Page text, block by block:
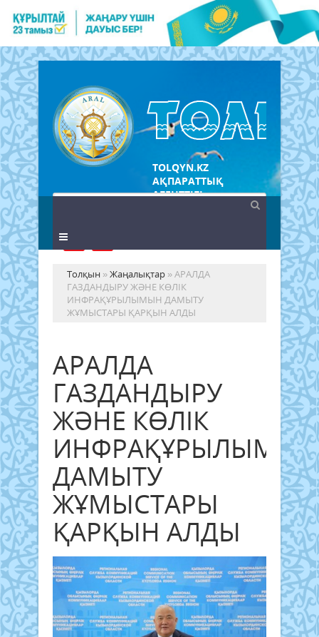
TOLQYN.KZ
АҚПАРАТТЫҚ
АГЕНТТІГІ
Толқын »Жаңалықтар » АРАЛДА
ГАЗДАНДЫРУ ЖӘНЕ КӨЛІК
ИНФРАҚҰРЫЛЫМЫН ДАМЫТУ
ЖҰМЫСТАРЫ ҚАРҚЫН АЛДЫ
АРАЛДА
ГАЗДАНДЫРУ
ЖӘНЕ КӨЛІК
ИНФРАҚҰРЫЛЫМЫН
ДАМЫТУ
ЖҰМЫСТАРЫ
ҚАРҚЫН АЛДЫ